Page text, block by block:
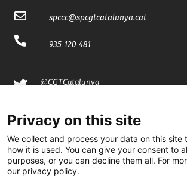
spccc@spcgtcatalunya.cat
935 120 481
@CGTCatalunya
CGTCatalunya
cgtcatalunya
Privacy on this site
We collect and process your data on this site
how it is used. You can give your consent to
purposes, or you can decline them all. For
our privacy policy.